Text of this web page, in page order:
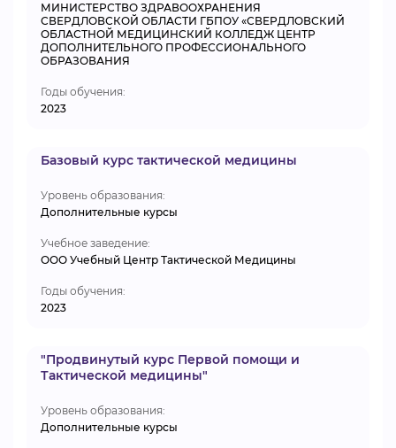
МИНИСТЕРСТВО ЗДРАВООХРАНЕНИЯ
СВЕРДЛОВСКОЙ ОБЛАСТИ ГБПОУ «СВЕРДЛОВСКИЙ
ОБЛАСТНОЙ МЕДИЦИНСКИЙ КОЛЛЕДЖ ЦЕНТР
ДОПОЛНИТЕЛЬНОГО ПРОФЕССИОНАЛЬНОГО
ОБРАЗОВАНИЯ
Годы обучения:
2023
Базовый курс тактической медицины
Уровень образования:
Дополнительные курсы
Учебное заведение:
ООО Учебный Центр Тактической Медицины
Годы обучения:
2023
"Продвинутый курс Первой помощи и
Тактической медицины"
Уровень образования:
Дополнительные курсы